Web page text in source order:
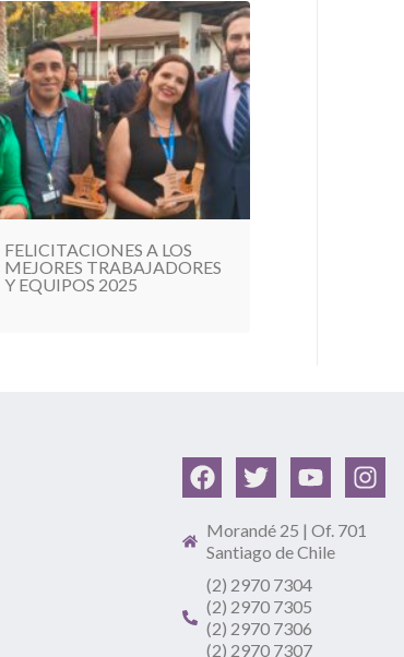
FELICITACIONES A LOS
MEJORES TRABAJADORES
Y EQUIPOS 2025
Morandé 25 | Of. 701
Santiago de Chile
(2) 2970 7304
(2) 2970 7305
(2) 2970 7306
(2) 2970 7307